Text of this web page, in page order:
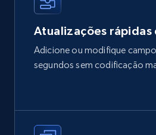
Atualizações rápidas
Adicione ou modifique
segundos sem codificação